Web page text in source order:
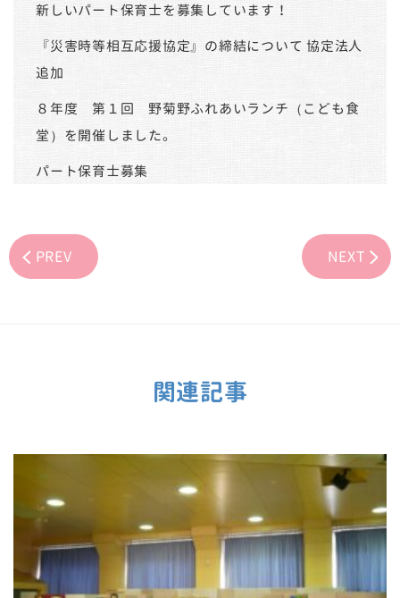
新しいパート保育士を募集しています！
『災害時等相互応援協定』の締結について 協定法人
追加
８年度 第１回 野菊野ふれあいランチ（こども食
堂）を開催しました。
パート保育士募集
PREV NEXT
関連記事